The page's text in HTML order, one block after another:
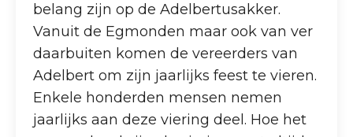
belang zijn op de Adelbertusakker.
Vanuit de Egmonden maar ook van ver
daarbuiten komen de vereerders van
Adelbert om zijn jaarlijks feest te vieren.
Enkele honderden mensen nemen
jaarlijks aan deze viering deel. Hoe het